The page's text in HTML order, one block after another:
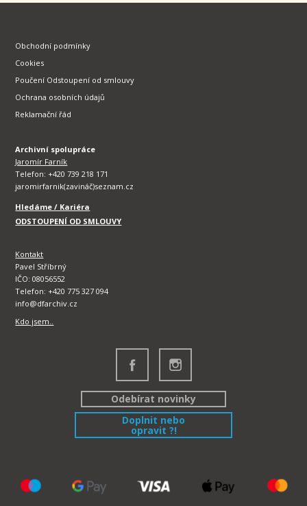
Obchodní podmínky
Cookies
Poučení Odstoupení od smlouvy
Ochrana osobních údajů
Reklamační řád
Archivní spolupráce
Jaromír Farník
Telefon: +420 739 218 171
jaromirfarnik(zavináč)seznam.cz
Hledáme / Kariéra
ODSTOUPENÍ OD SMLOUVY
Kontakt
Pavel Stříbrný
IČO: 08056552
Telefon: +420 775 327 094
info@dfarchiv.cz
Kdo jsem..
Odebírat novinky
Doplnit nebo
opravit ?!